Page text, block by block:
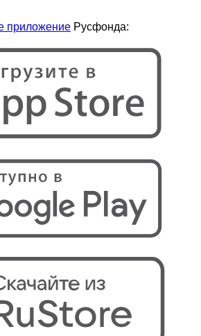
приложение Русфонда: